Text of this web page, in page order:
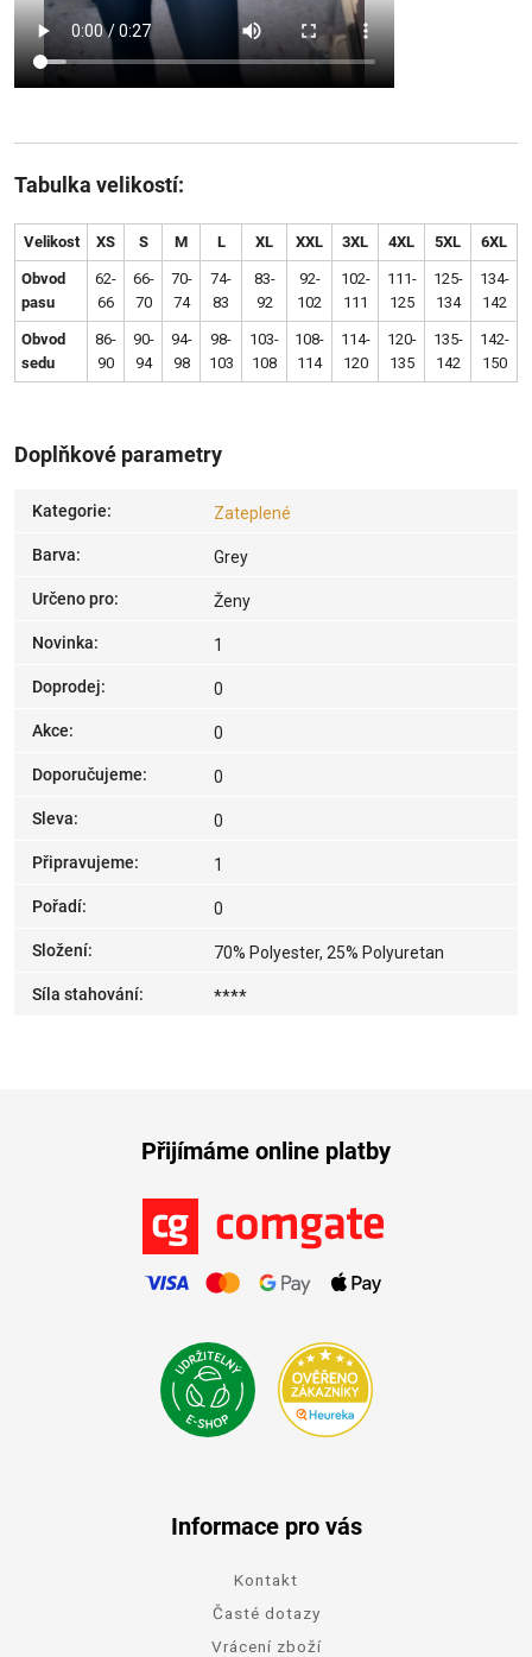
Tabulka velikostí:
Velikost XS S M L XL XXL 3XL 4XL 5XL 6XL
Obvod
pasu
62-
66
66-
70
70-
74
74-
83
83-
92
92-
102
102-
111
111-
125
125-
134
134-
142
Obvod
sedu
86-
90
90-
94
94-
98
98-
103
103-
108
108-
114
114-
120
120-
135
135-
142
142-
150
Doplňkové parametry
Kategorie: Zateplené
Barva: Grey
Určeno pro: Ženy
Novinka: 1
Doprodej: 0
Akce: 0
Doporučujeme: 0
Sleva: 0
Připravujeme: 1
Pořadí: 0
Složení: 70% Polyester, 25% Polyuretan
Síla stahování: ****
Přijímáme online platby
Informace pro vás
Kontakt
Časté dotazy
Vrácení zboží